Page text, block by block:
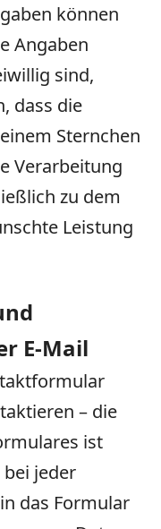
können
Angaben
sind,
dass die
Sternchen
Verarbeitung
zu dem
Leistung
E-Mail
– die
ist
jeder
das Formular